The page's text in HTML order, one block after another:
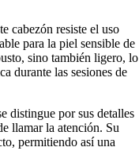
cabezón resiste el uso
para la piel sensible de
sino también ligero, lo
durante las sesiones de
distingue por sus detalles
llamar la atención. Su
permitiendo así una